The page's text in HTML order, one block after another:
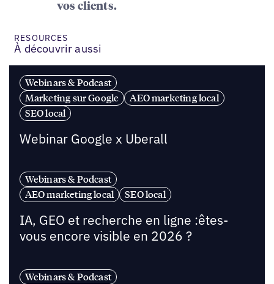
vos clients.
RESOURCES
À découvrir aussi
Webinars & Podcast
Marketing sur Google
AEO marketing local
SEO local
Webinar Google x Uberall
Webinars & Podcast
AEO marketing local
SEO local
IA, GEO et recherche en ligne :êtes-
vous encore visible en 2026 ?
Webinars & Podcast